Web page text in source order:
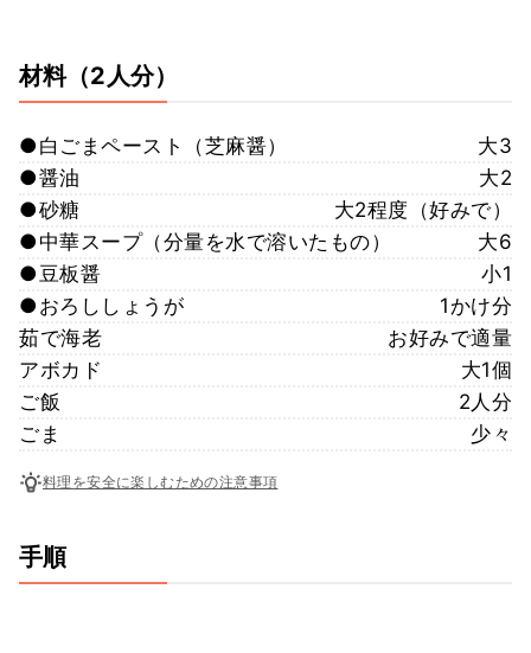
材料（2人分）
●白ごまペースト（芝麻醤）
大3
●醤油
大2
●砂糖
大2程度（好みで）
●中華スープ（分量を水で溶いたもの）
大6
●豆板醤
小1
●おろししょうが
1かけ分
茹で海老
お好みで適量
アボカド
大1個
ご飯
2人分
ごま
少々
料理を安全に楽しむための注意事項
手順